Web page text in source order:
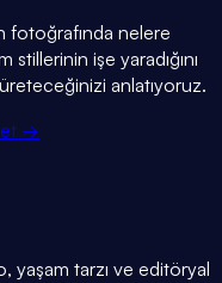
fotoğrafında nelere
işe yaradığını
anlatıyoruz.
→
yaşam tarzı ve editöryal